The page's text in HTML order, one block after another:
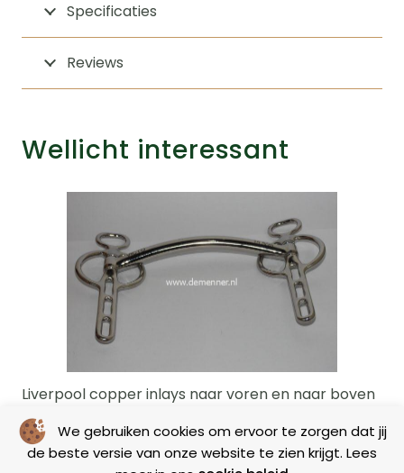
We gebruiken cookies om ervoor te zorgen dat jij
de beste versie van onze website te zien krijgt. Lees
Specificaties
Reviews
Wellicht interessant
Liverpool copper inlays naar voren en naar boven
gebogen mondstuk Victo